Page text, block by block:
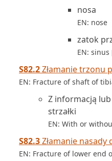
nosa
EN: nose
zatok
EN:
S82.2Złamanie trzonu
EN: Fracture of shaft of
Z informacją
strzałki
EN: With or
S82.3Złamanie nasady
EN: Fracture of lower end